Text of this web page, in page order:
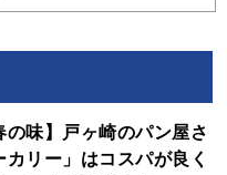
の味】戸ヶ崎のパン屋さ
リー」はコスパが良く